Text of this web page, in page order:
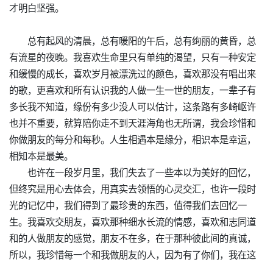
才明白坚强。
总有起风的清晨，总有暖阳的午后，总有绚丽的黄昏，总
有流星的夜晚。我喜欢生命里只有单纯的渴望，只有一种安定
和缓慢的成长，喜欢岁月被漂洗过的颜色，喜欢那没有唱出来
的歌，更喜欢和所有认识我的人做一生一世的朋友，一辈子有
多长我不知道，缘份有多少没人可以估计，这条路有多崎岖许
也并不重要，就算陪你走不到天涯海角也无所谓，我会珍惜和
你做朋友的每分和每秒。人生相遇本是缘分，相识本是幸运，
相知本是最美。
也许在一段岁月里，我们失去了一些本以为美好的回忆，
但终究是用心去体会，用真实去领悟的心灵交汇，也许一段时
光的记忆中，我们得到了最珍贵的东西，值得我们去回忆一
生。我喜欢交朋友，喜欢那种细水长流的情感，喜欢和志同道
和的人做朋友的感觉，朋友不在多，在于那种彼此间的真诚，
所以，我珍惜每一个和我做朋友的人，因为有了你们，我在这